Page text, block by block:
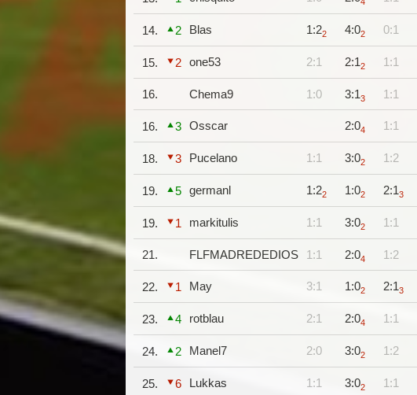
14. 2 Blas 1:22 4:02 0:1
15. 2 one53 2:1 2:12 1:1
16. Chema9 1:0 3:13 1:1
16. 3 Osscar 2:04 1:1
18. 3 Pucelano 1:1 3:02 1:2
19. 5 germanl 1:22 1:02 2:13
19. 1 markitulis 1:1 3:02 1:1
21. FLFMADREDEDIOS 1:1 2:04 1:2
22. 1 May 3:1 1:02 2:13
23. 4 rotblau 2:1 2:04 1:1
24. 2 Manel7 2:0 3:02 1:2
25. 6 Lukkas 1:1 3:02 1:1